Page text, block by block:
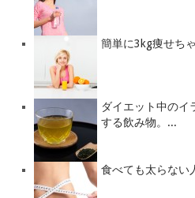
簡単に3kg痩せち
ダイエット中のイ
する飲み物。...
食べても太らない